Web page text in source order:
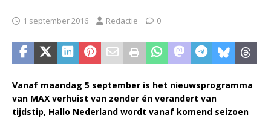
1 september 2016 Redactie 0
Vanaf maandag 5 september is het nieuwsprogramma
van MAX verhuist van zender én verandert van
tijdstip, Hallo Nederland wordt vanaf komend seizoen